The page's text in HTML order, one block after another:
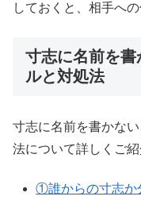
しておくと、相手へ
寸志に名前を
ルと対処法
寸志に名前を書かな
法について詳しくご紹
①誰からの寸志か